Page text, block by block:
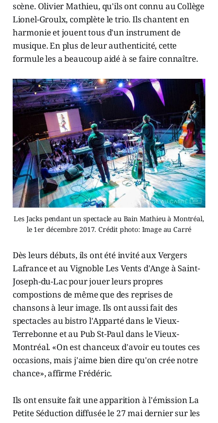
scène. Olivier Mathieu, qu'ils ont connu au Collège
Lionel-Groulx, complète le trio. Ils chantent en
harmonie et jouent tous d'un instrument de
musique. En plus de leur authenticité, cette
formule les a beaucoup aidé à se faire connaître.
Les Jacks pendant un spectacle au Bain Mathieu à Montréal,
le 1er décembre 2017. Crédit photo: Image au Carré
Dès leurs débuts, ils ont été invité aux Vergers
Lafrance et au Vignoble Les Vents d'Ange à Saint-
Joseph-du-Lac pour jouer leurs propres
compostions de même que des reprises de
chansons à leur image. Ils ont aussi fait des
spectacles au bistro l'Apparté dans le Vieux-
Terrebonne et au Pub St-Paul dans le Vieux-
Montréal. «On est chanceux d'avoir eu toutes ces
occasions, mais j'aime bien dire qu'on crée notre
chance», affirme Frédéric.
Ils ont ensuite fait une apparition à l'émission La
Petite Séduction diffusée le 27 mai dernier sur les